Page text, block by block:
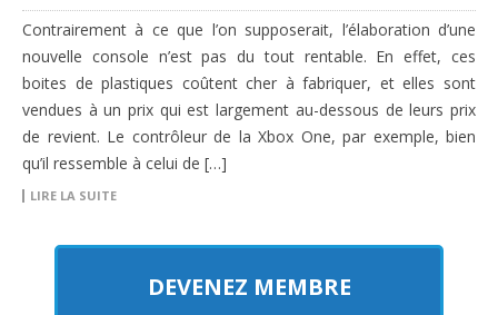
Contrairement à ce que l’on supposerait, l’élaboration d’une
nouvelle console n’est pas du tout rentable. En effet, ces
boites de plastiques coûtent cher à fabriquer, et elles sont
vendues à un prix qui est largement au-dessous de leurs prix
de revient. Le contrôleur de la Xbox One, par exemple, bien
qu’il ressemble à celui de […]
LIRE LA SUITE
DEVENEZ MEMBRE